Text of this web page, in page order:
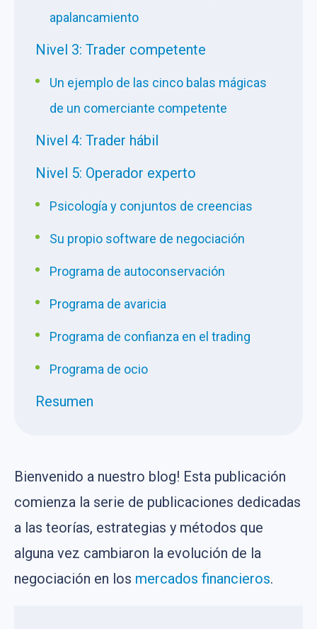
apalancamiento
Nivel 3: Trader competente
Un ejemplo de las cinco balas mágicas
de un comerciante competente
Nivel 4: Trader hábil
Nivel 5: Operador experto
Psicología y conjuntos de creencias
Su propio software de negociación
Programa de autoconservación
Programa de avaricia
Programa de confianza en el trading
Programa de ocio
Resumen
Bienvenido a nuestro blog! Esta publicación
comienza la serie de publicaciones dedicadas
a las teorías, estrategias y métodos que
alguna vez cambiaron la evolución de la
negociación en los mercados financieros.